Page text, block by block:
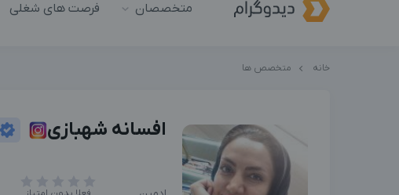
متخصصان فرصت های شغلی
خانه متخصص ها
افسانه شهبازی